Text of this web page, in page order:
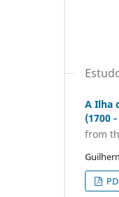
A Ilha
(1700
from